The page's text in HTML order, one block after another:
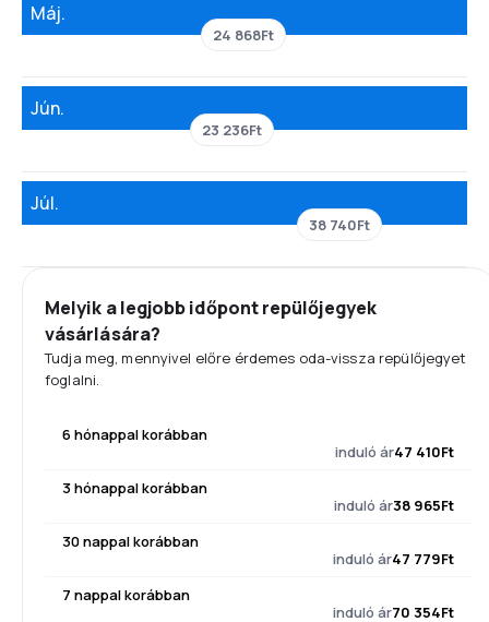
Máj.
24 868Ft
Jún.
23 236Ft
Júl.
38 740Ft
Melyik a legjobb időpont repülőjegyek
vásárlására?
Tudja meg, mennyivel előre érdemes oda-vissza repülőjegyet
foglalni.
6 hónappal korábban
induló ár47 410Ft
3 hónappal korábban
induló ár38 965Ft
30 nappal korábban
induló ár47 779Ft
7 nappal korábban
induló ár70 354Ft